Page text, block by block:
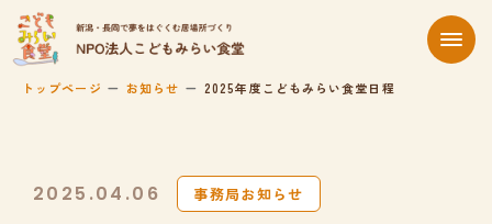
トップページ お知らせ 2025年度こどもみらい食堂日程
2025.04.06 事務局お知らせ